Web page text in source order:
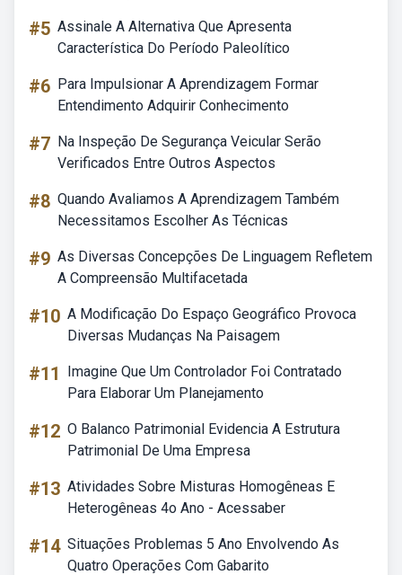
#5 Assinale A Alternativa Que Apresenta
Característica Do Período Paleolítico
#6 Para Impulsionar A Aprendizagem Formar
Entendimento Adquirir Conhecimento
#7 Na Inspeção De Segurança Veicular Serão
Verificados Entre Outros Aspectos
#8 Quando Avaliamos A Aprendizagem Também
Necessitamos Escolher As Técnicas
#9 As Diversas Concepções De Linguagem Refletem
A Compreensão Multifacetada
#10 A Modificação Do Espaço Geográfico Provoca
Diversas Mudanças Na Paisagem
#11
Imagine Que Um Controlador Foi Contratado
Para Elaborar Um Planejamento
#12 O Balanco Patrimonial Evidencia A Estrutura
Patrimonial De Uma Empresa
#13 Atividades Sobre Misturas Homogêneas E
Heterogêneas 4o Ano - Acessaber
#14 Situações Problemas 5 Ano Envolvendo As
Quatro Operações Com Gabarito